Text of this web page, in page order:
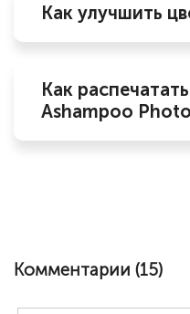
Как улучшить
Как
Ashampoo
Комментарии (15)